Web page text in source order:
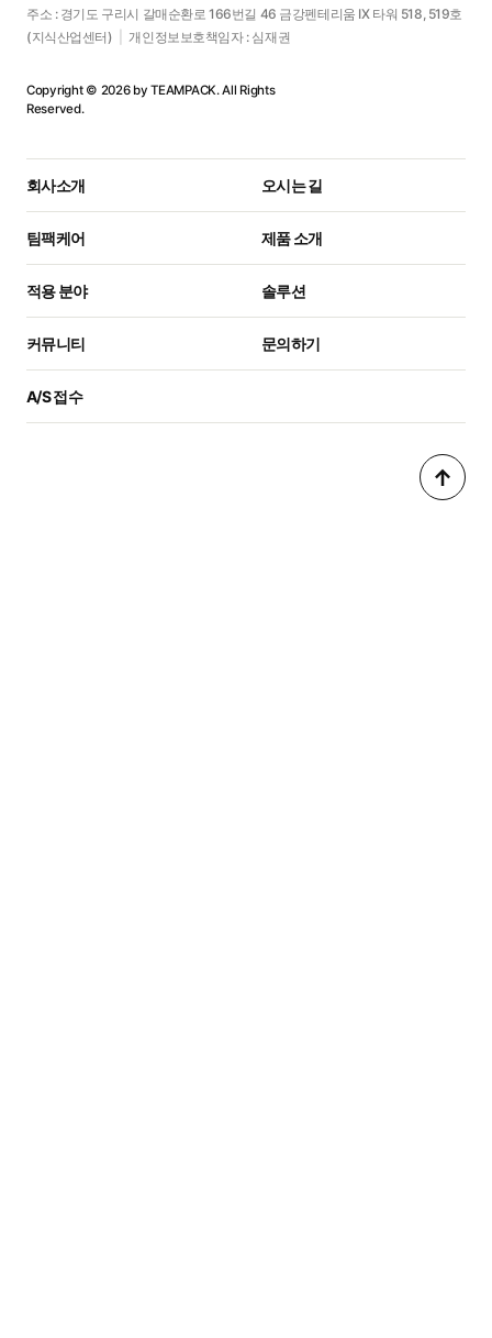
주소 : 경기도 구리시 갈매순환로 166번길 46 금강펜테리움 IX 타워 518, 519호
(지식산업센터)
개인정보보호책임자 : 심재권
Copyright © 2026 by TEAMPACK. All Rights
Reserved.
회사소개 오시는 길
팀팩케어 제품 소개
적용 분야 솔루션
커뮤니티 문의하기
A/S 접수
↑